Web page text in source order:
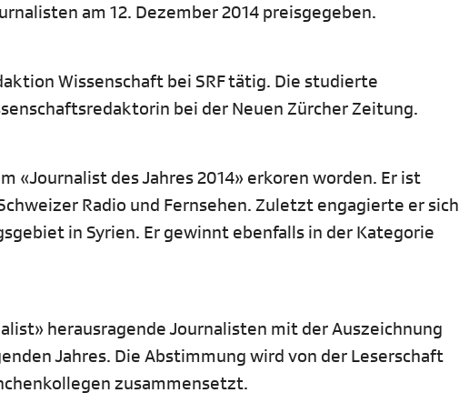
am 12. Dezember 2014 preisgegeben.
Wissenschaft bei SRF tätig. Die studierte
bei der Neuen Zürcher Zeitung.
«Journalist des Jahres 2014» erkoren worden. Er ist
Radio und Fernsehen. Zuletzt engagierte er sich
in Syrien. Er gewinnt ebenfalls in der Kategorie
herausragende Journalisten mit der Auszeichnung
Jahres. Die Abstimmung wird von der Leserschaft
zusammensetzt.